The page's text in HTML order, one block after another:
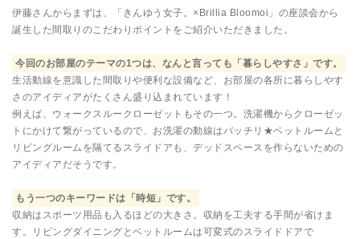
伊藤さんからまずは、「きんゆう女子。×Brillia Bloomoi」の座談会から
誕生した間取りのこだわりポイントをご紹介いただきました。
今回のお部屋のテーマの1つは、なんと言っても「暮らしやすさ」です。
生活動線を意識した間取りや便利な設備など、お部屋の各所に暮らしやす
さのアイディアがたくさん盛り込まれています！
例えば、ウォークスルークローゼットもその一つ。洗濯機からクローゼッ
トにかけて繋がっているので、お洗濯の動線はバッチリ★ベットルームと
リビングルームを隔てるスライドアも、デッドスペースを作らないための
アイディアだそうです。
もう一つのキーワードは「時短」です。
収納はスポーツ用品も入るほどの大きさ。収納を工夫する手間が省けま
す。リビングダイニングとベットルームは可変式のスライドドアで